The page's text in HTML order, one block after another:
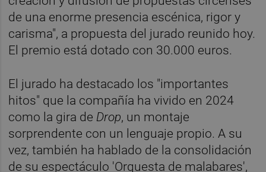
de una enorme presencia escénica, rigor y
carisma", a propuesta del jurado reunido hoy.
El premio está dotado con 30.000 euros.
El jurado ha destacado los "importantes
hitos" que la compañía ha vivido en 2024
como la gira de Drop, un montaje
sorprendente con un lenguaje propio. A su
vez, también ha hablado de la consolidación
de su espectáculo 'Orquesta de malabares',